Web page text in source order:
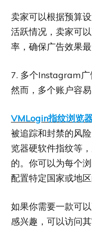
卖家可以根据预算
活跃情况，卖家可
率，确保广告效果
7. 多个Instagram广
然而，多个账户容
VMLogin指纹浏览
被追踪和封禁的风
览器硬软件指纹等
的。你可以为每个
配置特定国家或地
如果你需要一款可
感兴趣，可以访问